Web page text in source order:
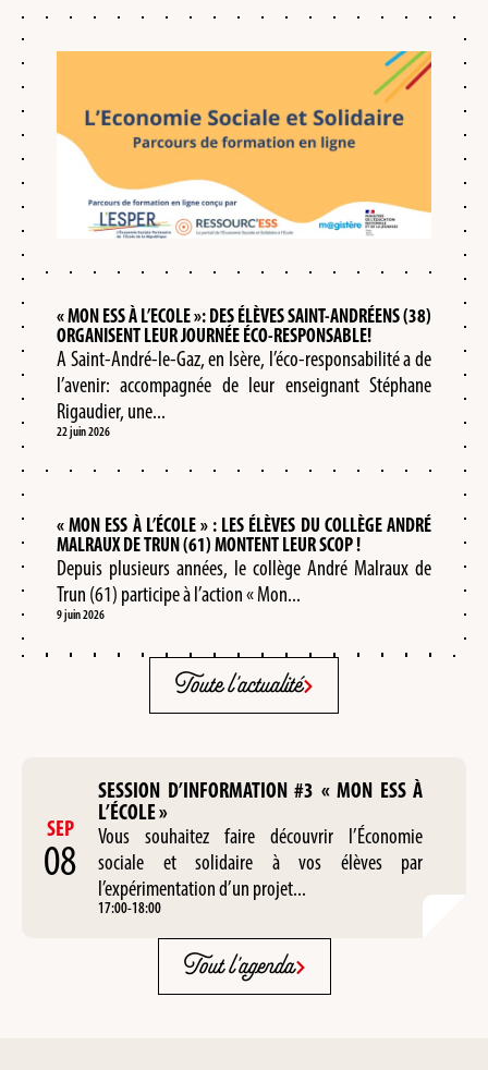
« MON ESS À L’ECOLE »: DES ÉLÈVES SAINT-ANDRÉENS (38)
ORGANISENT LEUR JOURNÉE ÉCO-RESPONSABLE!
A Saint-André-le-Gaz, en Isère, l’éco-responsabilité a de
l’avenir: accompagnée de leur enseignant Stéphane
Rigaudier, une...
22 juin 2026
« MON ESS À L’ÉCOLE » : LES ÉLÈVES DU COLLÈGE ANDRÉ
MALRAUX DE TRUN (61) MONTENT LEUR SCOP !
Depuis plusieurs années, le collège André Malraux de
Trun (61) participe à l’action « Mon...
9 juin 2026
Toute l'actualité
SEP
08
SESSION D’INFORMATION #3 « MON ESS À
L’ÉCOLE »
Vous souhaitez faire découvrir l’Économie
sociale et solidaire à vos élèves par
l’expérimentation d’un projet...
17:00-18:00
Tout l'agenda